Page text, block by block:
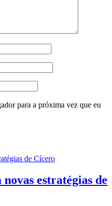
para a próxima vez que eu
estratégias de